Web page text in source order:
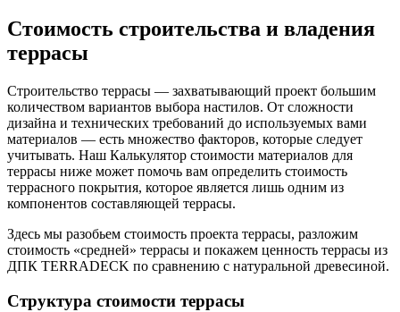
Стоимость строительства и владения
террасы
Строительство террасы — захватывающий проект большим
количеством вариантов выбора настилов. От сложности
дизайна и технических требований до используемых вами
материалов — есть множество факторов, которые следует
учитывать. Наш Калькулятор стоимости материалов для
террасы ниже может помочь вам определить стоимость
террасного покрытия, которое является лишь одним из
компонентов составляющей террасы.
Здесь мы разобьем стоимость проекта террасы, разложим
стоимость «средней» террасы и покажем ценность террасы из
ДПК TERRADECK по сравнению с натуральной древесиной.
Структура стоимости террасы